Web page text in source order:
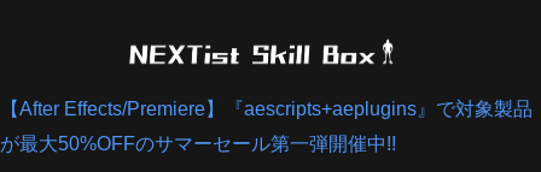
【After Effects/Premiere】『aescripts+aeplugins』で対象製品
が最大50%OFFのサマーセール第一弾開催中!!